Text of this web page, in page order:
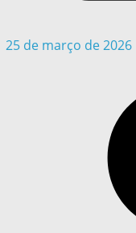
25 de março de 2026